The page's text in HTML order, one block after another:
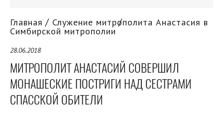
Главная Служение митрополита Анастасия в
Симбирской митрополии
28.06.2018
МИТРОПОЛИТ АНАСТАСИЙ СОВЕРШИЛ
МОНАШЕСКИЕ ПОСТРИГИ НАД СЕСТРАМИ
СПАССКОЙ ОБИТЕЛИ